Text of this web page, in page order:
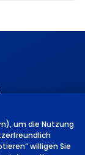
um die Nutzung
willigen Sie